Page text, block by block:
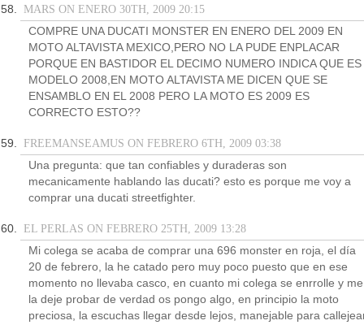
MARS ON ENERO 30TH, 2009 20:15
COMPRE UNA DUCATI MONSTER EN ENERO DEL 2009 EN
MOTO ALTAVISTA MEXICO,PERO NO LA PUDE ENPLACAR
PORQUE EN BASTIDOR EL DECIMO NUMERO INDICA QUE ES
MODELO 2008,EN MOTO ALTAVISTA ME DICEN QUE SE
ENSAMBLO EN EL 2008 PERO LA MOTO ES 2009 ES
CORRECTO ESTO??
FREEMANSEAMUS ON FEBRERO 6TH, 2009 03:38
Una pregunta: que tan confiables y duraderas son
mecanicamente hablando las ducati? esto es porque me voy a
comprar una ducati streetfighter.
EL PERLAS ON FEBRERO 25TH, 2009 13:28
Mi colega se acaba de comprar una 696 monster en roja, el día
20 de febrero, la he catado pero muy poco puesto que en ese
momento no llevaba casco, en cuanto mi colega se enrrolle y me
la deje probar de verdad os pongo algo, en principio la moto
preciosa, la escuchas llegar desde lejos, manejable para